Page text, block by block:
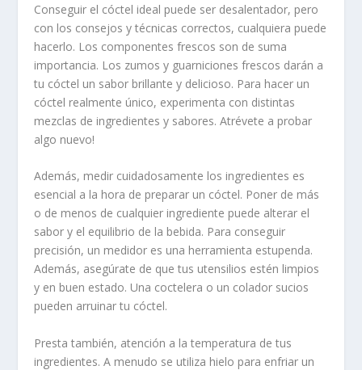
Conseguir el cóctel ideal puede ser desalentador, pero
con los consejos y técnicas correctos, cualquiera puede
hacerlo. Los componentes frescos son de suma
importancia. Los zumos y guarniciones frescos darán a
tu cóctel un sabor brillante y delicioso. Para hacer un
cóctel realmente único, experimenta con distintas
mezclas de ingredientes y sabores. Atrévete a probar
algo nuevo!
Además, medir cuidadosamente los ingredientes es
esencial a la hora de preparar un cóctel. Poner de más
o de menos de cualquier ingrediente puede alterar el
sabor y el equilibrio de la bebida. Para conseguir
precisión, un medidor es una herramienta estupenda.
Además, asegúrate de que tus utensilios estén limpios
y en buen estado. Una coctelera o un colador sucios
pueden arruinar tu cóctel.
Presta también, atención a la temperatura de tus
ingredientes. A menudo se utiliza hielo para enfriar un